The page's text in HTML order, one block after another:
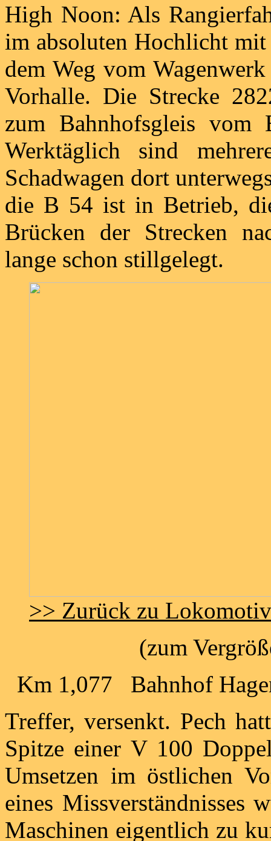
High Noon: Als
im absoluten Hochlicht mit
dem Weg vom
Vorhalle. Die Strecke
zum Bahnhofsgleis vom
Werktäglich sind
Schadwagen dort
die B 54 ist in Betrieb,
Brücken der Strecken
lange schon stillgelegt.
>> Zurück zu
(zum
Km 1,077 Bahnhof
Treffer, versenkt. Pech
Spitze einer V 100
Umsetzen im östlichen
eines Missverständnisses
Maschinen eigentlich zu